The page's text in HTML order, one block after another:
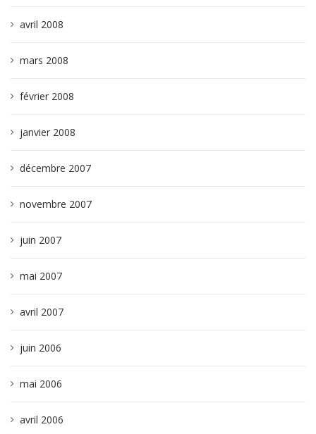
avril 2008
mars 2008
février 2008
janvier 2008
décembre 2007
novembre 2007
juin 2007
mai 2007
avril 2007
juin 2006
mai 2006
avril 2006